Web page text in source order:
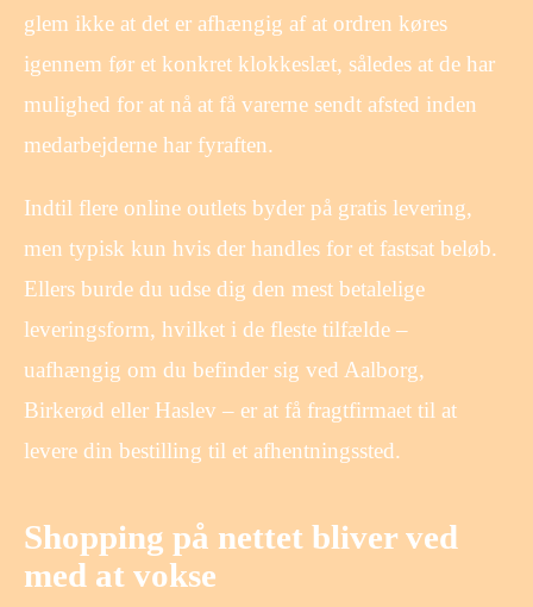
glem ikke at det er afhængig af at ordren køres
igennem før et konkret klokkeslæt, således at de har
mulighed for at nå at få varerne sendt afsted inden
medarbejderne har fyraften.
Indtil flere online outlets byder på gratis levering,
men typisk kun hvis der handles for et fastsat beløb.
Ellers burde du udse dig den mest betalelige
leveringsform, hvilket i de fleste tilfælde –
uafhængig om du befinder sig ved Aalborg,
Birkerød eller Haslev – er at få fragtfirmaet til at
levere din bestilling til et afhentningssted.
Shopping på nettet bliver ved
med at vokse